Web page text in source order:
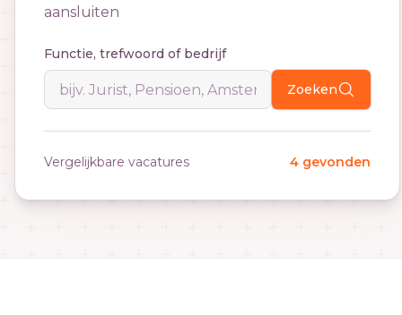
aansluiten
Functie, trefwoord of bedrijf
Zoeken
Vergelijkbare vacatures 4 gevonden